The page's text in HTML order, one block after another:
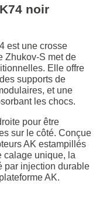
noir
est une crosse
Zhukov-S met de
Elle offre
supports de
et une
les chocs.
pour être
sur le côté. Conçue
AK estampillés
calage unique, la
par injection durable
AK.